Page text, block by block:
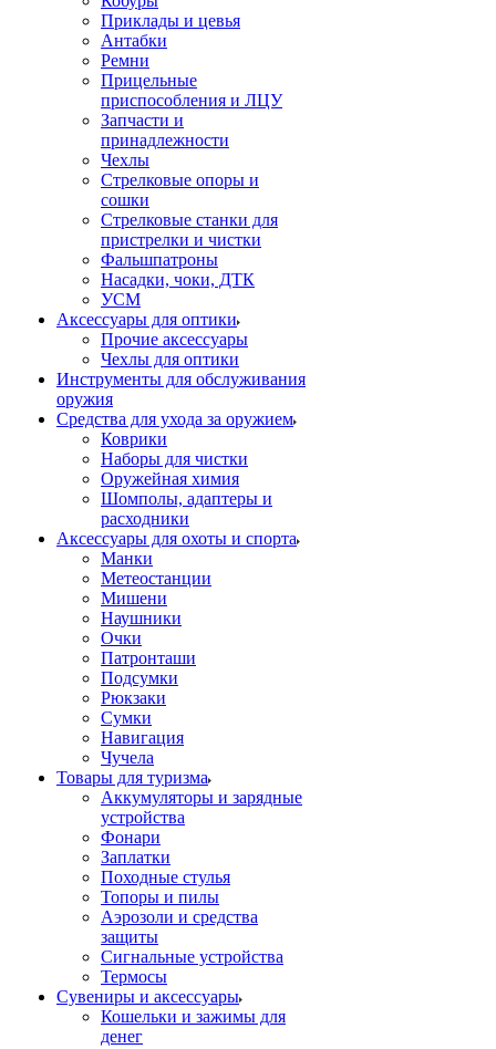
Приклады и цевья
Антабки
Ремни
Прицельные
приспособления и ЛЦУ
Запчасти и
принадлежности
Чехлы
Стрелковые опоры и
сошки
Стрелковые станки для
пристрелки и чистки
Фальшпатроны
Насадки, чоки, ДТК
УСМ
Аксессуары для оптики
Прочие аксессуары
Чехлы для оптики
Инструменты для обслуживания
оружия
Средства для ухода за оружием
Коврики
Наборы для чистки
Оружейная химия
Шомполы, адаптеры и
расходники
Аксессуары для охоты и спорта
Манки
Метеостанции
Мишени
Наушники
Очки
Патронташи
Подсумки
Рюкзаки
Сумки
Навигация
Чучела
Товары для туризма
Аккумуляторы и зарядные
устройства
Фонари
Заплатки
Походные стулья
Топоры и пилы
Аэрозоли и средства
защиты
Сигнальные устройства
Термосы
Сувениры и аксессуары
Кошельки и зажимы для
денег